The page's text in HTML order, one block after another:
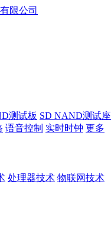
测试板 SD NAND测试座
语音控制 实时时钟 更多
处理器技术 物联网技术